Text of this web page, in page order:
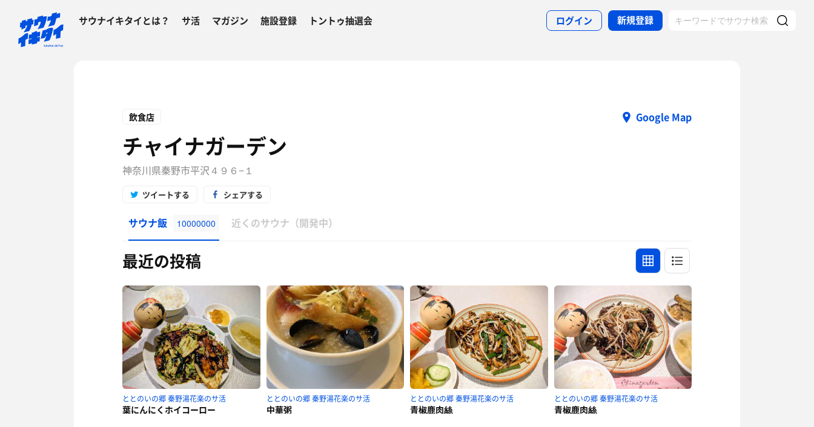
サウナイキタイとは？ サ活 マガジン 施設登録 トントゥ抽選会 ログイン 新規登録
飲食店 Google Map
チャイナガーデン
神奈川県秦野市平沢４９６−１
ツイートする シェアする
サウナ飯 10000000 近くのサウナ（開発中）
最近の投稿
ととのいの郷 秦野湯花楽のサ活
葉にんにくホイコーロー
ととのいの郷 秦野湯花楽のサ活
中華粥
ととのいの郷 秦野湯花楽のサ活
青椒鹿肉絲
ととのいの郷 秦野湯花楽のサ活
青椒鹿肉絲